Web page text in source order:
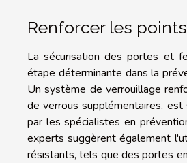
Renforcer les
La sécurisation des portes et
étape déterminante dans la
Un système de verrouillage
de verrous supplémentaires, est
par les spécialistes en
experts suggèrent également
résistants, tels que des portes